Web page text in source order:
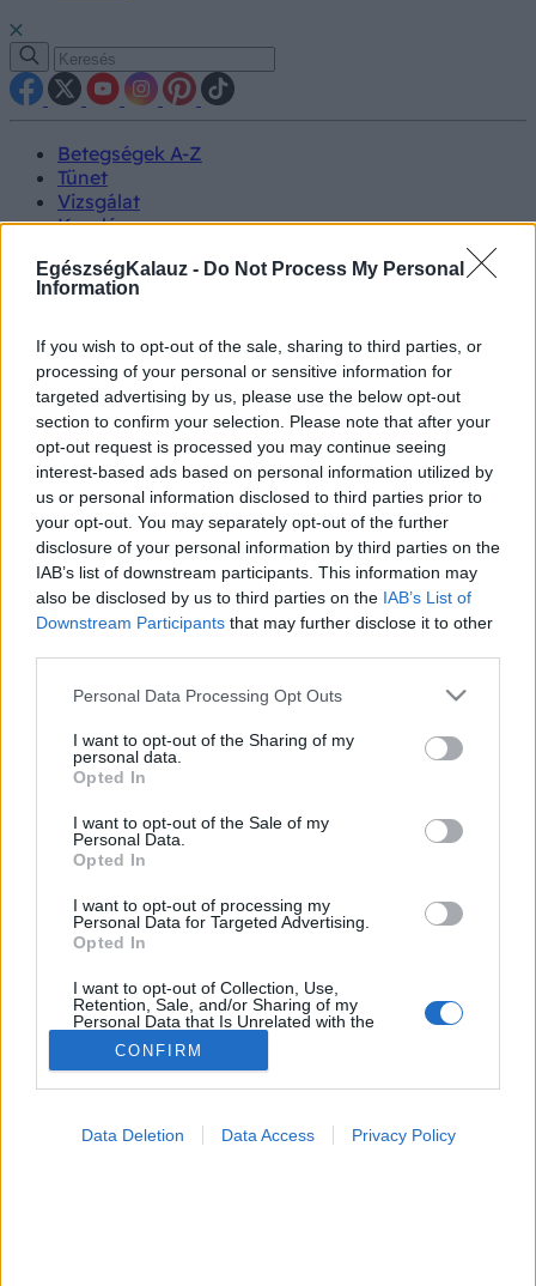
EgészségKalauz - Do Not Process My Personal
Information
If you wish to opt-out of the sale, sharing to third parties, or
processing of your personal or sensitive information for
targeted advertising by us, please use the below opt-out
section to confirm your selection. Please note that after your
opt-out request is processed you may continue seeing
interest-based ads based on personal information utilized by
us or personal information disclosed to third parties prior to
your opt-out. You may separately opt-out of the further
disclosure of your personal information by third parties on the
IAB’s list of downstream participants. This information may
also be disclosed by us to third parties on the IAB’s List of
Downstream Participants that may further disclose it to other
Please note that this website/app uses one or more Google
not limited to your visit or usage behaviour. You may click to
grant or deny consent to Google and its third-party tags to
use your data for below specified purposes in below Google
consent section.
Personal Data Processing Opt Outs
I want to opt-out of the Sharing of my
personal data.
Opted In
I want to opt-out of the Sale of my
Personal Data.
Opted In
I want to opt-out of processing my
Personal Data for Targeted Advertising.
Opted In
I want to opt-out of Collection, Use,
Retention, Sale, and/or Sharing of my
Personal Data that Is Unrelated with the
Purposes for which it was collected.
Opted Out
CONFIRM
Data Deletion Data Access Privacy Policy
Betegségek A-Z
Tünet
Vizsgálat
Kezelés
Kutatás
Prevenció
Videók
Kisállatok egészsége
#allergia #influenza#cukorbetegség
#orvosmeteorológia#vérnyomás #stroke#rákbetegség
#pajzsmirigy#reflux#ekcéma#herpesz
Regisztráció
Vizsgálat Izotópvizsgálat
Izotópvizsgálat